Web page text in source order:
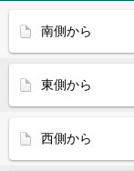
南側から
東側から
西側から